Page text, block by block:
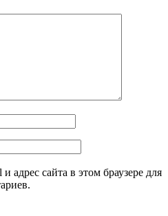
адрес сайта в этом браузере для